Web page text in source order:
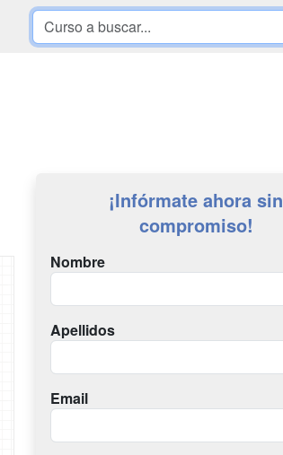
¡Infórmate ahora sin
compromiso!
Nombre
Apellidos
Email